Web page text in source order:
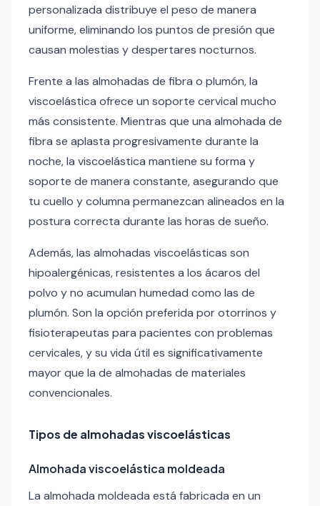
personalizada distribuye el peso de manera
uniforme, eliminando los puntos de presión que
causan molestias y despertares nocturnos.
Frente a las almohadas de fibra o plumón, la
viscoelástica ofrece un soporte cervical mucho
más consistente. Mientras que una almohada de
fibra se aplasta progresivamente durante la
noche, la viscoelástica mantiene su forma y
soporte de manera constante, asegurando que
tu cuello y columna permanezcan alineados en la
postura correcta durante las horas de sueño.
Además, las almohadas viscoelásticas son
hipoalergénicas, resistentes a los ácaros del
polvo y no acumulan humedad como las de
plumón. Son la opción preferida por otorrinos y
fisioterapeutas para pacientes con problemas
cervicales, y su vida útil es significativamente
mayor que la de almohadas de materiales
convencionales.
Tipos de almohadas viscoelásticas
Almohada viscoelástica moldeada
La almohada moldeada está fabricada en un